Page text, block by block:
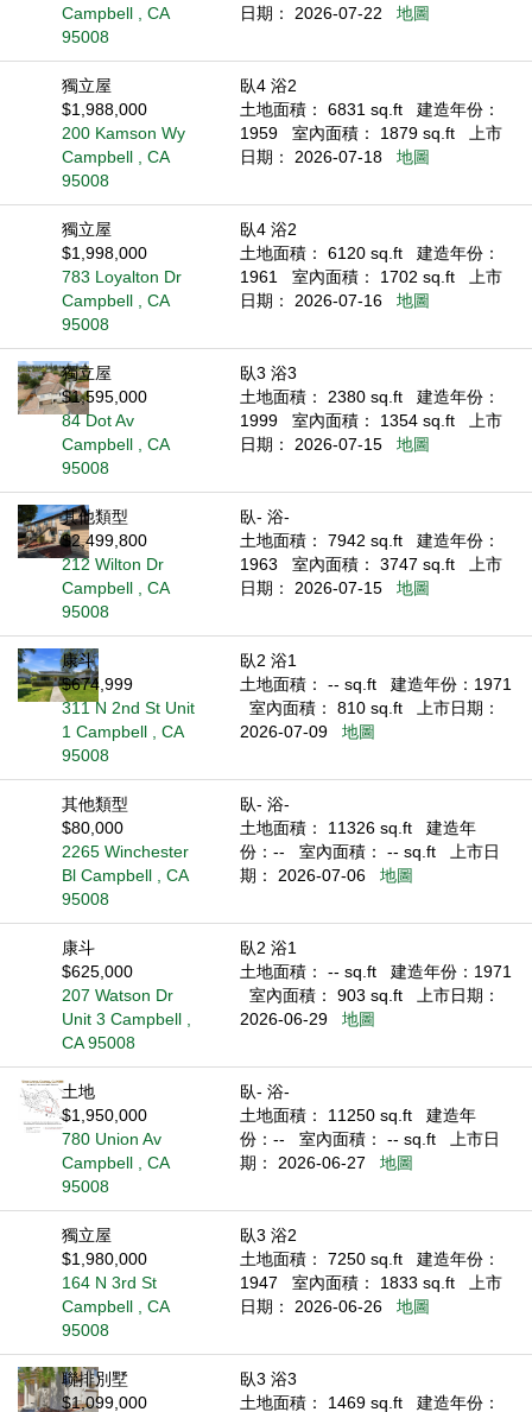
Campbell , CA
95008
日期： 2026-07-22
地圖
獨立屋
$1,988,000
200 Kamson Wy
Campbell , CA
95008
臥4 浴2
土地面積： 6831 sq.ft
建造年份：
1959
室內面積： 1879 sq.ft
上市
日期： 2026-07-18
地圖
獨立屋
$1,998,000
783 Loyalton Dr
Campbell , CA
95008
臥4 浴2
土地面積： 6120 sq.ft
建造年份：
1961
室內面積： 1702 sq.ft
上市
日期： 2026-07-16
地圖
獨立屋
$1,595,000
84 Dot Av
Campbell , CA
95008
臥3 浴3
土地面積： 2380 sq.ft
建造年份：
1999
室內面積： 1354 sq.ft
上市
日期： 2026-07-15
地圖
其他類型
$2,499,800
212 Wilton Dr
Campbell , CA
95008
臥- 浴-
土地面積： 7942 sq.ft
建造年份：
1963
室內面積： 3747 sq.ft
上市
日期： 2026-07-15
地圖
康斗
$674,999
311 N 2nd St Unit
1 Campbell , CA
95008
臥2 浴1
土地面積： -- sq.ft
建造年份：1971
室內面積： 810 sq.ft
上市日期：
2026-07-09
地圖
其他類型
$80,000
2265 Winchester
Bl Campbell , CA
95008
臥- 浴-
土地面積： 11326 sq.ft
建造年
份：--
室內面積： -- sq.ft
上市日
期： 2026-07-06
地圖
康斗
$625,000
207 Watson Dr
Unit 3 Campbell ,
CA 95008
臥2 浴1
土地面積： -- sq.ft
建造年份：1971
室內面積： 903 sq.ft
上市日期：
2026-06-29
地圖
土地
$1,950,000
780 Union Av
Campbell , CA
95008
臥- 浴-
土地面積： 11250 sq.ft
建造年
份：--
室內面積： -- sq.ft
上市日
期： 2026-06-27
地圖
獨立屋
$1,980,000
164 N 3rd St
Campbell , CA
95008
臥3 浴2
土地面積： 7250 sq.ft
建造年份：
1947
室內面積： 1833 sq.ft
上市
日期： 2026-06-26
地圖
聯排別墅
$1,099,000
臥3 浴3
土地面積： 1469 sq.ft
建造年份：